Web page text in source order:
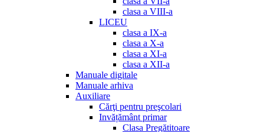
clasa a VIII-a
LICEU
clasa a IX-a
clasa a X-a
clasa a XI-a
clasa a XII-a
Manuale digitale
Manuale arhiva
Auxiliare
Cărţi pentru preşcolari
Invățământ primar
Clasa Pregătitoare